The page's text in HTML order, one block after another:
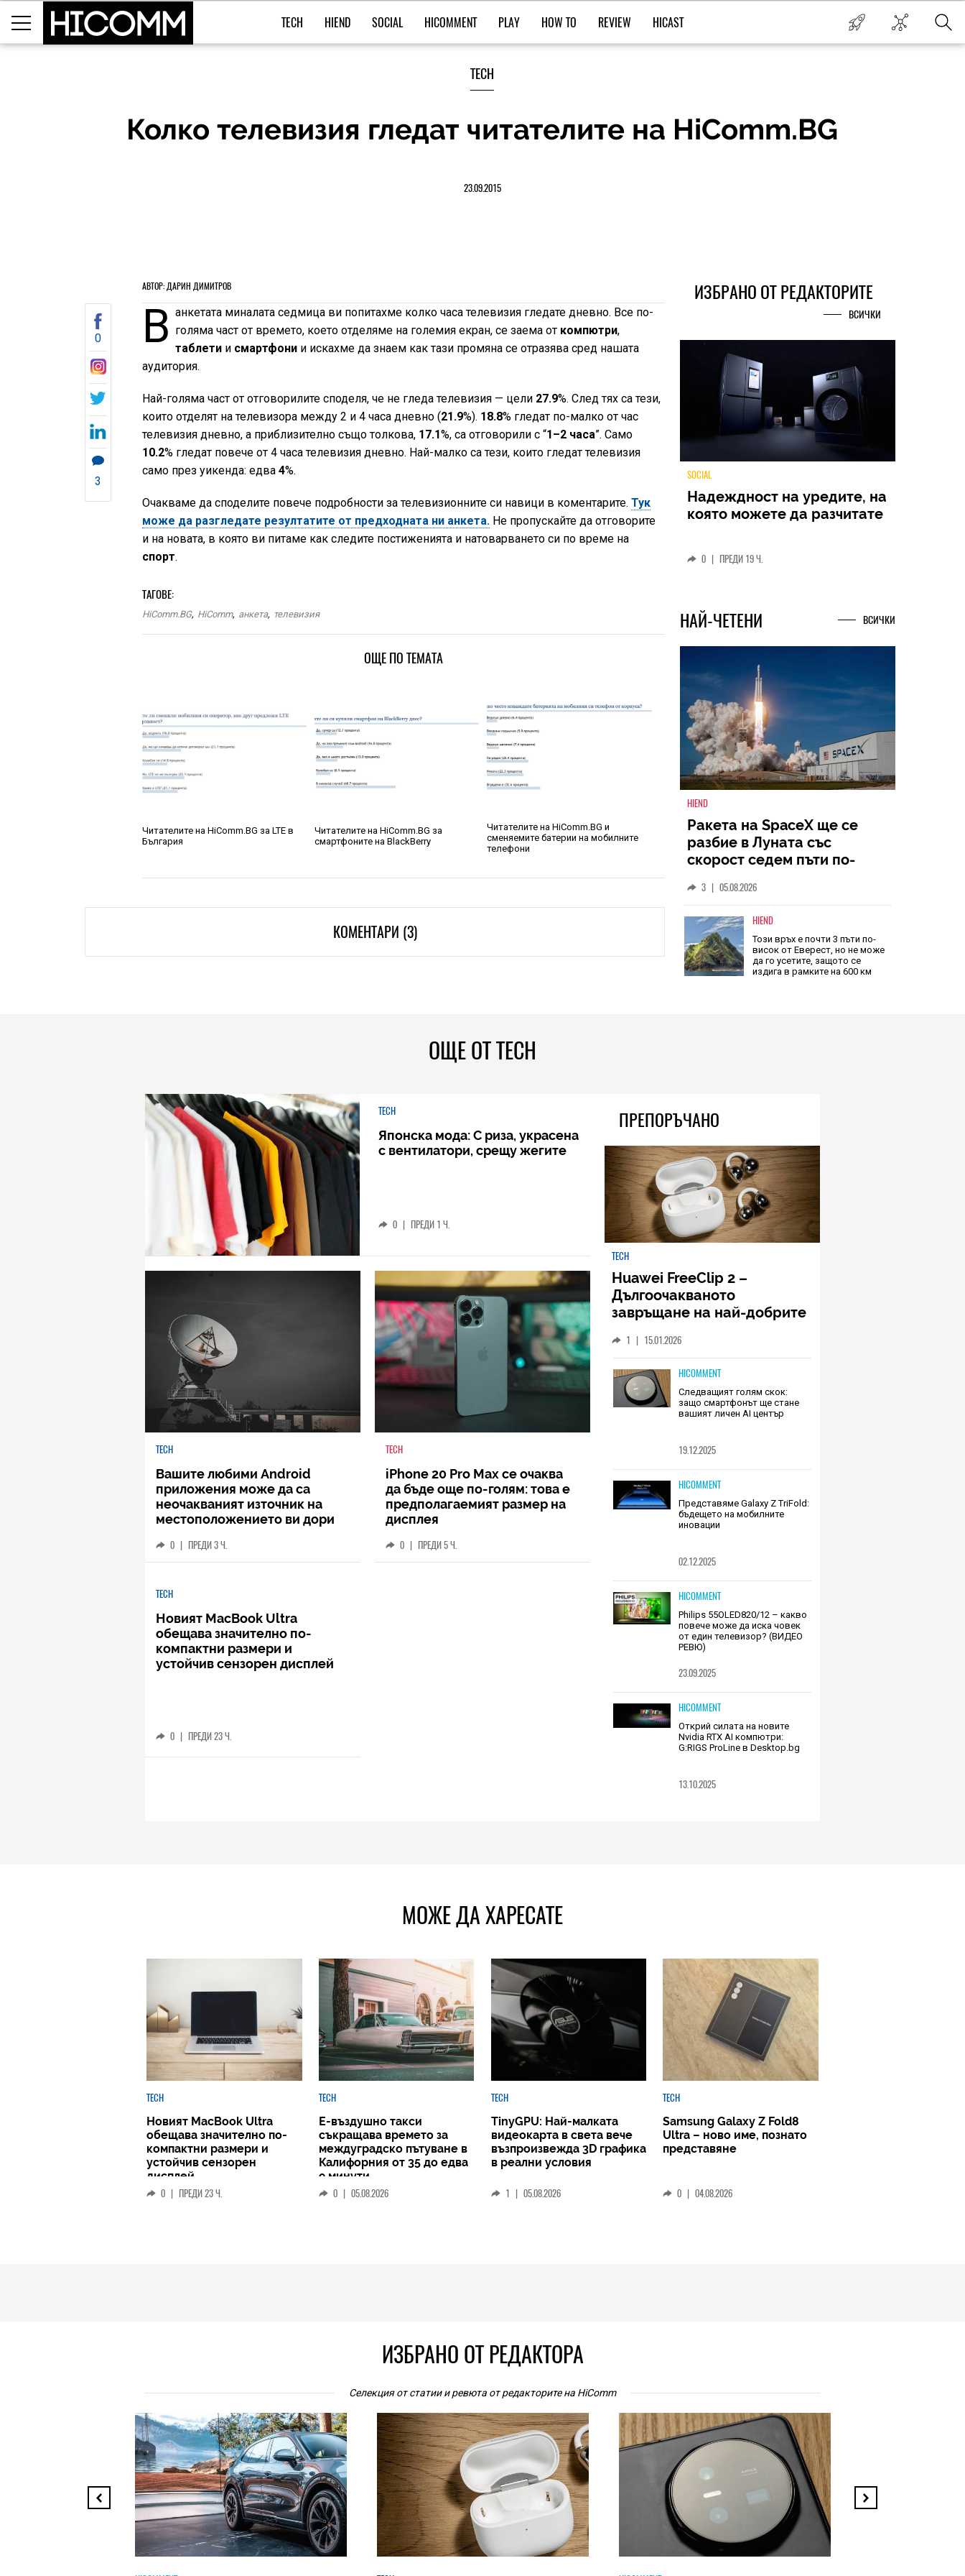
TECH HIEND SOCIAL HICOMMENT PLAY HOW TO REVIEW HICAST
TECH
Колко телевизия гледат читателите на HiComm.BG
23.09.2015
АВТОР: ДАРИН ДИМИТРОВ
0
3
В анкетата миналата седмица ви попитахме колко часа телевизия гледате дневно. Все по-
голяма част от времето, което отделяме на големия екран, се заема от компютри,
таблетии смартфонии искахме да знаем как тази промяна се отразява сред нашата
аудитория.
Най-голяма част от отговорилите споделя, че не гледа телевизия — цели 27.9%. След тях са тези,
които отделят на телевизора между 2 и 4 часа дневно (21.9%). 18.8% гледат по-малко от час
телевизия дневно, а приблизително също толкова, 17.1%, са отговорили с “1–2 часа”. Само
10.2% гледат повече от 4 часа телевизия дневно. Най-малко са тези, които гледат телевизия
само през уикенда: едва4%.
Очакваме да споделите повече подробности за телевизионните си навици в коментарите.Тук
може да разгледате резултатите от предходната ни анкета. Не пропускайте да отговорите
и на новата, в която ви питаме как следите постиженията и натоварването си по време на
спорт.
ТАГОВЕ:
HiComm.BG, HiComm, анкета, телевизия
ОЩЕ ПО ТЕМАТА
Читателите на HiComm.BG за LTE в
България
Читателите на HiComm.BG за
смартфоните на BlackBerry
Читателите на HiComm.BG и
сменяемите батерии на мобилните
телефони
КОМЕНТАРИ (3)
ИЗБРАНО ОТ РЕДАКТОРИТЕ
ВСИЧКИ
TECH
Ultra – ново име, познато
НАЙ-ЧЕТЕНИ
HIEND
Ракета на SpaceX ще се
разбие в Луната със
голяма от скоростта на
звука
| 05.08.2026
HIEND
Този връх е почти 3 пъти по-
HIEND
Метеорит, 200 пъти по-голям
от убиеца на динозаври, е
променил хода на еволюцията
на Земята
04.08.2026
ОЩЕ ОТ TECH
TECH
Японска мода: С риза, украсена
с вентилатори, срещу жегите
0 | ПРЕДИ 1 Ч.
TECH
Вашите любими Android
приложения може да са
неочакваният източник на
местоположението ви дори
0 | ПРЕДИ 3 Ч.
TECH
iPhone 20 Pro Max се очаква
да бъде още по-голям: това е
предполагаемият размер на
дисплея
0 | ПРЕДИ 5 Ч.
TECH
Новият MacBook Ultra
обещава значително по-
компактни размери и
устойчив сензорен дисплей
0 | ПРЕДИ 23 Ч.
ПРЕПОРЪЧАНО
TECH
Huawei FreeClip 2 –
Дългоочакваното
завръщане на най-добрите
1 | 15.01.2026
HICOMMENT
Следващият голям скок:
защо смартфонът ще стане
вашият личен AI център
19.12.2025
HICOMMENT
Представяме Galaxy Z TriFold:
бъдещето на мобилните
иновации
02.12.2025
HICOMMENT
Philips 55OLED820/12 – какво
повече може да иска човек
от един телевизор? (ВИДЕО
РЕВЮ)
23.09.2025
HICOMMENT
Открий силата на новите
Nvidia RTX AI компютри:
G:RIGS ProLine в Desktop.bg
13.10.2025
МОЖЕ ДА ХАРЕСАТЕ
TECH
Новият MacBook Ultra
обещава значително по-
компактни размери и
устойчив сензорен
дисплей
0 | ПРЕДИ 23 Ч.
TECH
Е-въздушно такси
съкращава времето за
междуградско пътуване в
Калифорния от 35 до едва
9 минути
0 | 05.08.2026
TECH
TinyGPU: Най-малката
видеокарта в света вече
възпроизвежда 3D графика
в реални условия
1 | 05.08.2026
TECH
Samsung Galaxy Z Fold8
Ultra – ново име, познато
представяне
0 | 04.08.2026
ИЗБРАНО ОТ РЕДАКТОРА
Селекция от статии и ревюта от редакторите на HiComm